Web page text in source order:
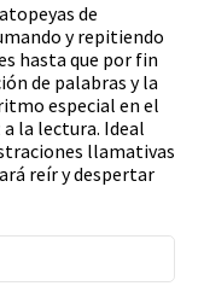
de
y repitiendo
hasta que por fin
de palabras y la
especial en el
la lectura. Ideal
llamativas
reír y despertar